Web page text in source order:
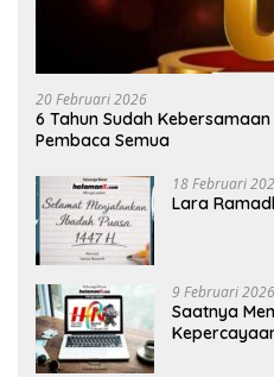
20 Februari 2026
6 Tahun Sudah
Pembaca Semua
18 Februari
Lara
9 Februari 2026
Saatnya